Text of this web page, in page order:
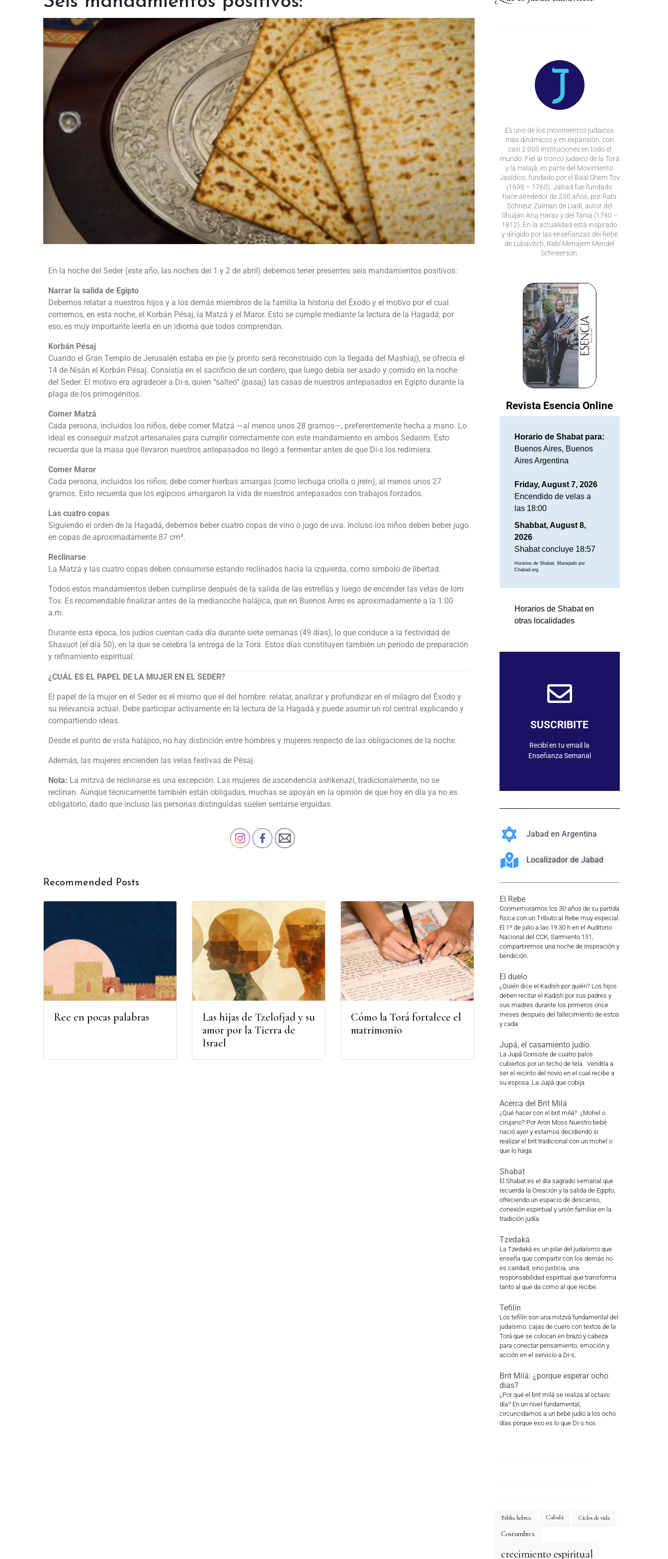
En la noche del Seder (este año, las noches del 1 y 2 de abril) debemos tener presentes seis mandamientos positivos:
Narrar la salida de Egipto
Debemos relatar a nuestros hijos y a los demás miembros de la familia la historia del Éxodo y el motivo por el cual
comemos, en esta noche, el Korbán Pésaj, la Matzá y el Maror. Esto se cumple mediante la lectura de la Hagadá; por
eso, es muy importante leerla en un idioma que todos comprendan.
Korbán Pésaj
Cuando el Gran Templo de Jerusalén estaba en pie (y pronto será reconstruido con la llegada del Mashíaj), se ofrecía el
14 de Nisán el Korbán Pésaj. Consistía en el sacrificio de un cordero, que luego debía ser asado y comido en la noche
del Seder. El motivo era agradecer a Di-s, quien “salteó” (pasaj) las casas de nuestros antepasados en Egipto durante la
plaga de los primogénitos.
Comer Matzá
Cada persona, incluidos los niños, debe comer Matzá —al menos unos 28 gramos—, preferentemente hecha a mano. Lo
ideal es conseguir matzot artesanales para cumplir correctamente con este mandamiento en ambos Sedarim. Esto
recuerda que la masa que llevaron nuestros antepasados no llegó a fermentar antes de que Di-s los redimiera.
Comer Maror
Cada persona, incluidos los niños, debe comer hierbas amargas (como lechuga criolla o jrein), al menos unos 27
gramos. Esto recuerda que los egipcios amargaron la vida de nuestros antepasados con trabajos forzados.
Las cuatro copas
Siguiendo el orden de la Hagadá, debemos beber cuatro copas de vino o jugo de uva. Incluso los niños deben beber jugo
en copas de aproximadamente 87 cm³.
Reclinarse
La Matzá y las cuatro copas deben consumirse estando reclinados hacia la izquierda, como símbolo de libertad.
Todos estos mandamientos deben cumplirse después de la salida de las estrellas y luego de encender las velas de Iom
Tov. Es recomendable finalizar antes de la medianoche halájica, que en Buenos Aires es aproximadamente a la 1:00
a.m.
Durante esta época, los judíos cuentan cada día durante siete semanas (49 días), lo que conduce a la festividad de
Shavuot (el día 50), en la que se celebra la entrega de la Torá. Estos días constituyen también un período de preparación
y refinamiento espiritual.
¿CUÁL ES EL PAPEL DE LA MUJER EN EL SEDER?
El papel de la mujer en el Seder es el mismo que el del hombre: relatar, analizar y profundizar en el milagro del Éxodo y
su relevancia actual. Debe participar activamente en la lectura de la Hagadá y puede asumir un rol central explicando y
compartiendo ideas.
Desde el punto de vista halájico, no hay distinción entre hombres y mujeres respecto de las obligaciones de la noche.
Además, las mujeres encienden las velas festivas de Pésaj.
Nota: La mitzvá de reclinarse es una excepción. Las mujeres de ascendencia ashkenazí, tradicionalmente, no se
reclinan. Aunque técnicamente también están obligadas, muchas se apoyan en la opinión de que hoy en día ya no es
obligatorio, dado que incluso las personas distinguidas suelen sentarse erguidas.
Recommended Posts
Ree en pocas palabras
Las hijas de Tzelofjad y su
amor por la Tierra de
Israel
Cómo la Torá fortalece el
matrimonio
Es uno de los movimientos judaicos
más dinámicos y en expansión, con
casi 2.000 instituciones en todo el
mundo. Fiel al tronco judaico de la Torá
y la Halajá, es parte del Movimiento
Jasídico, fundado por el Baal Shem Tov
(1698 – 1760). Jabad fue fundado
hace alrededor de 230 años, por Rabí
Schneur Zalman de Liadí, autor del
Shulján Aruj Harav y del Tania (1740 –
1812). En la actualidad está inspirado
y dirigido por las enseñanzas del Rebe
de Lubavitch, Rabí Menajem Mendel
Schneerson.
Revista Esencia Online
Horario de Shabat para:
Buenos Aires, Buenos
Aires Argentina
Friday, August 7, 2026
Encendido de velas a
las 18:00
Shabbat, August 8,
2026
Shabat concluye 18:57
Horarios de Shabat, Manejado por
Chabad.org
Horarios de Shabat en
otras localidades
SUSCRIBITE
Recibí en tu email la
Enseñanza Semanal
SUSCRIBIRME
Jabad en Argentina
Localizador de Jabad
El Rebe
Conmemoramos los 30 años de su partida
física con un Tributo al Rebe muy especial.
El 1º de julio a las 19.30 h en el Auditorio
Nacional del CCK, Sarmiento 151,
compartiremos una noche de inspiración y
bendición.
El duelo
¿Quién dice el Kadish por quién? Los hijos
deben recitar el Kadish por sus padres y
sus madres durante los primeros once
meses después del fallecimiento de estos
y cada
Jupá, el casamiento judío
La Jupá Consiste de cuatro palos
cubiertos por un techo de tela. Vendría a
ser el recinto del novio en el cual recibe a
su esposa. La Jupá que cobija
Acerca del Brit Milá
¿Qué hacer con el brit milá? ¿Mohel o
cirujano? Por Aron Moss Nuestro bebé
nació ayer y estamos decidiendo si
realizar el brit tradicional con un mohel o
que lo haga
Shabat
El Shabat es el día sagrado semanal que
recuerda la Creación y la salida de Egipto,
ofreciendo un espacio de descanso,
conexión espiritual y unión familiar en la
tradición judía.
Tzedaká
La Tzedaká es un pilar del judaísmo que
enseña que compartir con los demás no
es caridad, sino justicia, una
responsabilidad espiritual que transforma
tanto al que da como al que recibe.
Tefilín
Los tefilín son una mitzvá fundamental del
judaísmo: cajas de cuero con textos de la
Torá que se colocan en brazo y cabeza
para conectar pensamiento, emoción y
acción en el servicio a Di-s.
Brit Milá: ¿porque esperar ocho
dias?
¿Por qué el brit milá se realiza al octavo
día? En un nivel fundamental,
circuncidamos a un bebé judío a los ocho
días porque eso es lo que Di-s nos
Biblia hebrea Cabalá Ciclos de vida
Costumbres
crecimiento espiritual